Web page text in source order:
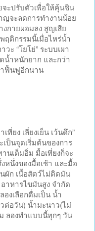
ะปรับตัวเพื่อให้คุ้นชิน
ญจะลดการทำงานน้อย
งกายผอมลง สูญเสีย
ติกรรมนี้เมื่อไหร่น้ำ
ะ “โยโย่” ระบบเผา
น้ำหนักยาก และกว่า
าฟื้นฟูอีกนาน
ที่ยง เลี่ยงเย็น เว้นดึก”
เป็นจุดเริ่มต้นของการ
นเต็มอิ่ม มื้อเที่ยงก็จะ
หนึ่งของมื้อเช้า และมื้อ
ผัก เนื้อสัตว์ไม่ติดมัน
าหารไขมันสูง จำกัด
งเลือกดื่มเป็น น้ำ
ต่อวัน) น้ำมะนาว(ไม่
ลองทำแบบนี้ทุกๆ วัน